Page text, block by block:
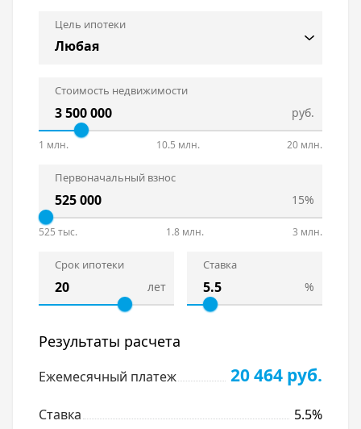
Цель ипотеки
Стоимость недвижимости
руб.
1 млн. 10.5 млн. 20 млн.
Первоначальный взнос
15%
525 тыс. 1.8 млн. 3 млн.
Срок ипотеки
лет
Ставка
%
Результаты расчета
Ежемесячный платеж 20 464 руб.
Ставка
5.5%